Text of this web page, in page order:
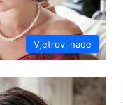
Vjetrovi nade